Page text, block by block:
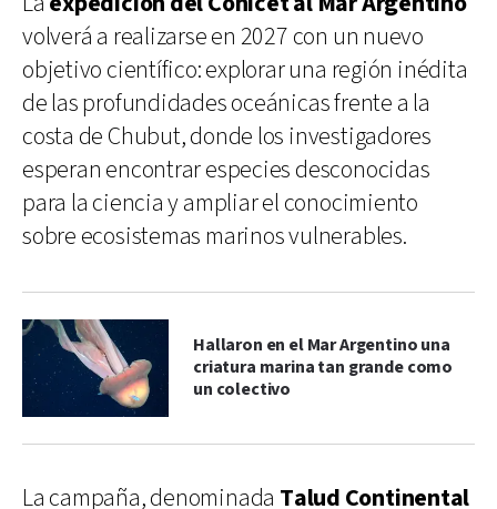
volverá a realizarse en 2027 con un nuevo
objetivo científico: explorar una región inédita
de las profundidades oceánicas frente a la
costa de Chubut, donde los investigadores
esperan encontrar especies desconocidas
para la ciencia y ampliar el conocimiento
sobre ecosistemas marinos vulnerables.
Hallaron en el Mar Argentino una
criatura marina tan grande como
un colectivo
La campaña, denominada Talud Continental